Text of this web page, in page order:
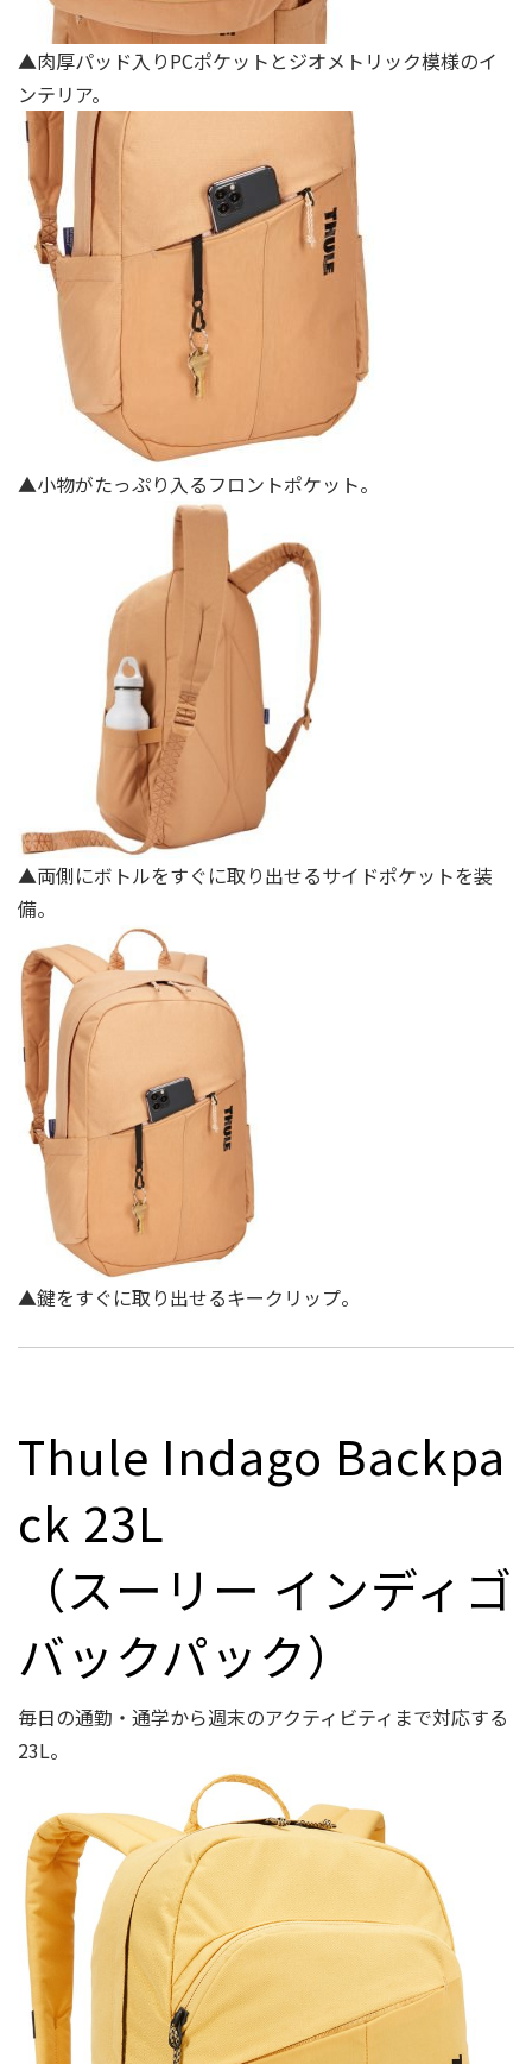
▲肉厚パッド⼊りPCポケットとジオメトリック模様のイ
ンテリア。
▲小物がたっぷり⼊るフロントポケット。
▲両側にボトルをすぐに取り出せるサイドポケットを装
備。
▲鍵をすぐに取り出せるキークリップ。
Thule Indago Backpa
ck 23L
（スーリー インディゴ
バックパック）
毎日の通勤・通学から週末のアクティビティまで対応する
23L。